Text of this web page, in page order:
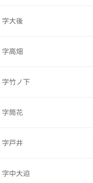
字大後
字高畑
字竹ノ下
字筒花
字戸井
字中大迫